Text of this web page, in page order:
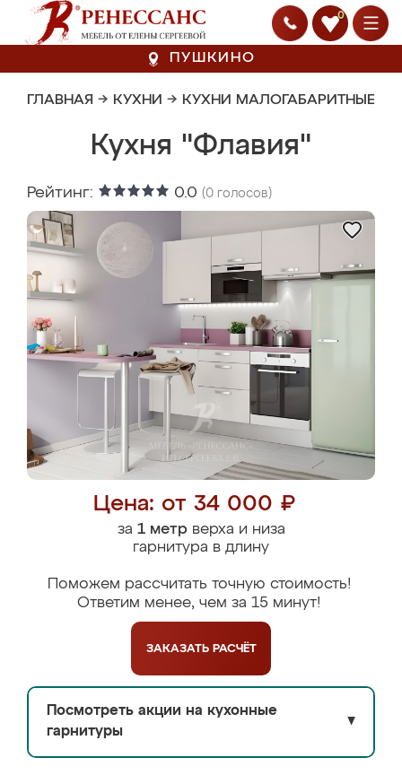
0
ПУШКИНО
ГЛАВНАЯ → КУХНИ → КУХНИ МАЛОГАБАРИТНЫЕ
Кухня "Флавия"
Рейтинг: 0.0 (0 голосов)
Цена: от 34 000 ₽
за 1 метрверха и низа
гарнитура в длину
Поможем рассчитать точную стоимость!
Ответим менее, чем за 15 минут!
ЗАКАЗАТЬ РАСЧЁТ
Посмотреть акции на кухонные
гарнитуры
▼